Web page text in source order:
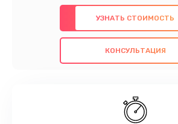
предлагаем быстрый и
использованием оригинальных
также гарантируем качество
проведенных работ. Наша цель -
наилучшим образом. Не медлите
УЗНАТЬ СТОИМОСТЬ
КОНСУЛЬТАЦИЯ